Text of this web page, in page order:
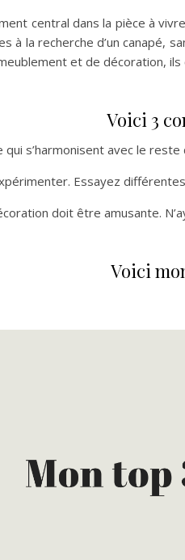
central dans la pièce à
à la recherche d’un canapé,
et de décoration, ils
Voici 3
qui s’harmonisent avec le
Essayez
doit être amusante.
Voici